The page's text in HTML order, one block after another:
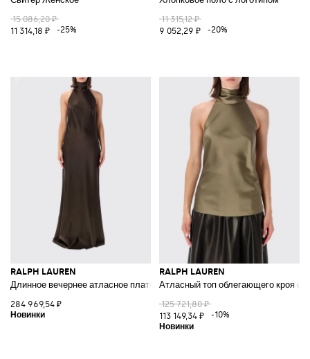
15 086,20 ₽
11 314,18 ₽
-25%
11 315,12 ₽
9 052,29 ₽
-20%
RALPH LAUREN
Длинное вечернее атласное платье с воротником-халтер и высоким
284 969,54 ₽
RALPH LAUREN
Атласный топ облегающего кроя
125 721,80 ₽
113 149,34 ₽
-10%